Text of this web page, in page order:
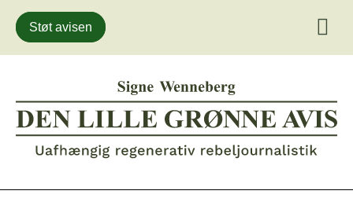
Gå
til
indhold
Støt avisen